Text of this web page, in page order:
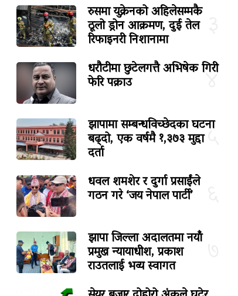
रुसमा युक्रेनको अहिलेसम्मकै
ठूलो ड्रोन आक्रमण, दुई तेल
रिफाइनरी निशानामा
४
धरौटीमा छुटेलगत्तै अभिषेक गिरी
फेरि पक्राउ
५
झापामा सम्बन्धविच्छेदका घटना
बढ्दो, एक वर्षमै १,३७३ मुद्दा
दर्ता
धवल शमशेर र दुर्गा प्रसाईंले
गठन गरे ‘जय नेपाल पार्टी’
झापा जिल्ला अदालतमा नयाँ
प्रमुख न्यायाधीश, प्रकाश
राउतलाई भव्य स्वागत